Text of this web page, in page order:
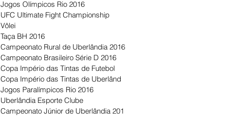
Jogos Olímpicos Rio 2016
UFC Ultimate Fight Championship
Vôlei
Taça BH 2016
Campeonato Rural de Uberlândia 2016
Campeonato Brasileiro Série D 2016
Copa Império das Tintas de Futebol
Copa Império das Tintas de Uberlând
Jogos Paralímpicos Rio 2016
Uberlândia Esporte Clube
Campeonato Júnior de Uberlândia 201